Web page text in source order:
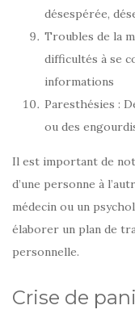
désespérée,
Troubles de la
difficultés à se
informations
Paresthésies :
ou des
Il est important de
d’une personne à
médecin ou un
élaborer un plan de
personnelle.
Crise de